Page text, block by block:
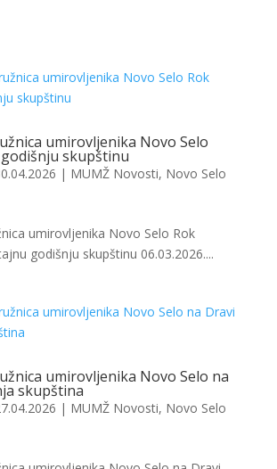
umirovljenika Novo Selo
skupštinu
| MUMŽ Novosti, Novo Selo
umirovljenika Novo Selo Rok
godišnju skupštinu 06.03.2026....
umirovljenika Novo Selo na
skupština
| MUMŽ Novosti, Novo Selo